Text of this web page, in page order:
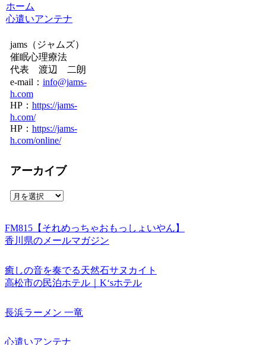
ホーム
心遣いアンテナ
jams（ジャムズ）
催眠心理療法
代表 渡辺 二朗
e-mail： info@jams-
h.com
HP： https://jams-
h.com/
HP： https://jams-
h.com/online/
アーカイブ
ア
イ
ブ
FM815【それめっちゃおもっしょいやん】
香川県のメールマガジン
癒しの音を奏でる天然石サヌカイト
高松市の民泊ホテル｜K‘sホテル
長浜ラーメン 一竜
心遣いアンテナ